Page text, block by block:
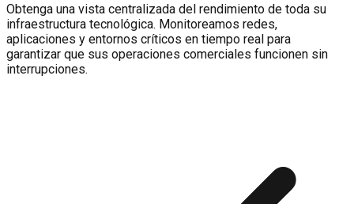
Obtenga una vista centralizada del rendimiento de toda su
infraestructura tecnológica. Monitoreamos redes,
aplicaciones y entornos críticos en tiempo real para
garantizar que sus operaciones comerciales funcionen sin
interrupciones.